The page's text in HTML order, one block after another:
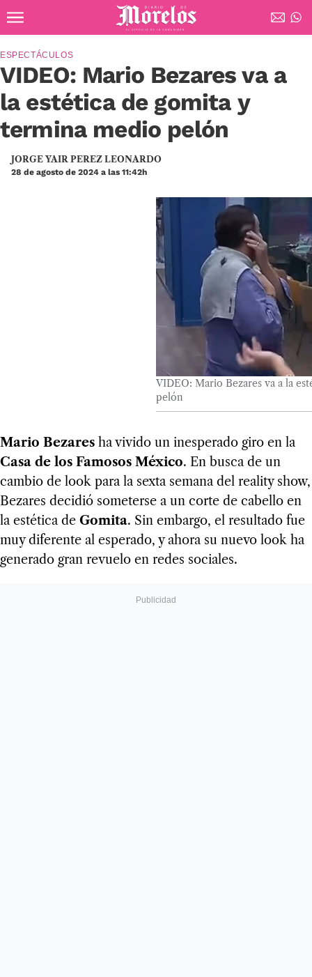
Diario de Morelos
VIDEO: Mario Bezares va a
la estética de gomita y
termina medio pelón
ESPECTÁCULOS
JORGE YAIR PEREZ LEONARDO
28 de agosto de 2024 a las 11:42h
VIDEO: Mario Bezares va a la
pelón
Mario Bezares ha vivido un inesperado giro en la
Casa de los Famosos México. En busca de un
cambio de look para la sexta semana del reality show,
Bezares decidió someterse a un corte de cabello en
la estética de Gomita. Sin embargo, el resultado fue
muy diferente al esperado, y ahora su nuevo look ha
generado gran revuelo en redes sociales.